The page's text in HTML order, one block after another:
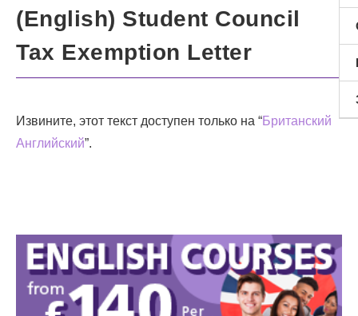
(English) Student Council
Tax Exemption Letter
Извините, этот текст доступен только на “Британский
Английский”.